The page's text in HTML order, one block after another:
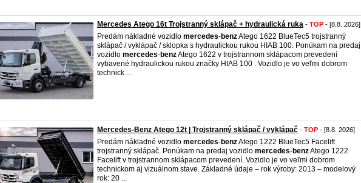
Mercedes Atego 16t Trojstranný sklápač + hydraulická ruka - TOP - [8.8. 2026]
Predám nákladné vozidlo mercedes-benzAtego 1622 BlueTec5 trojstranný
sklápač / vyklápač / sklopka s hydraulickou rukou HIAB 100. Ponúkam na predaj
vozidlo mercedes-benzAtego 1622 v trojstrannom sklápacom prevedení
vybavené hydraulickou rukou značky HIAB 100 . Vozidlo je vo veľmi dobrom
technick ...
Mercedes-Benz Atego 12t | Trojstranný sklápač / vyklápač - TOP - [8.8. 2026]
Predám nákladné vozidlo mercedes-benzAtego 1222 BlueTec5 Facelift
trojstranný sklápač. Ponúkam na predaj vozidlo mercedes-benzAtego 1222
Facelift v trojstrannom sklápacom prevedení. Vozidlo je vo veľmi dobrom
technickom aj vizuálnom stave. Základné údaje – rok výroby: 2013 – modelový
rok: 20 ...